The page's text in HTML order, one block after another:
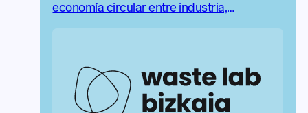
economía circular entre industria,